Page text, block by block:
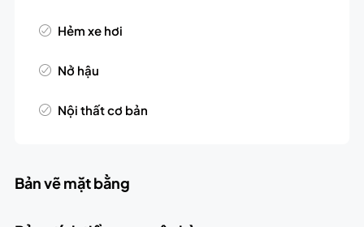
Hẻm xe hơi
Nở hậu
Nội thất cơ bản
Bản vẽ mặt bằng